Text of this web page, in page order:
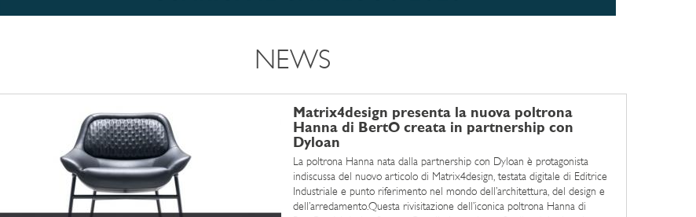
NEWS
Matrix4design presenta la nuova poltrona
Hanna di BertO creata in partnership con
Dyloan
La poltrona Hanna nata dalla partnership con Dyloan è protagonista
indiscussa del nuovo articolo di Matrix4design, testata digitale di Editrice
Industriale e punto riferimento nel mondo dell’architettura, del design e
dell’arredamento.Questa rivisitazione dell’iconica poltrona Hanna di